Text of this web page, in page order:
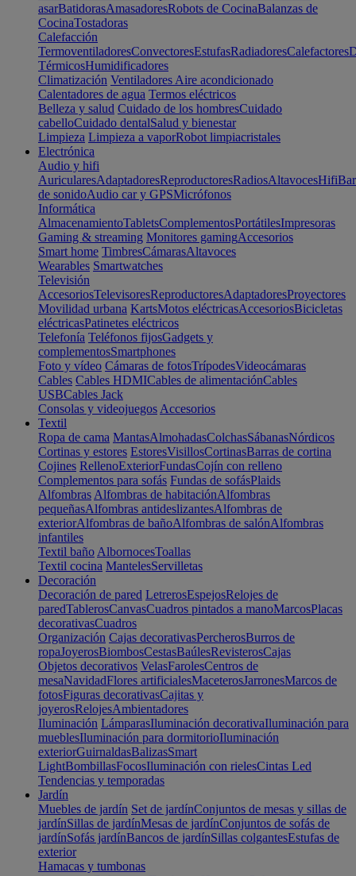
asarBatidorasAmasadoresRobots de CocinaBalanzas de
CocinaTostadoras
Calefacción
TermoventiladoresConvectoresEstufasRadiadoresCalefactores
TérmicosHumidificadores
Climatización Ventiladores Aire acondicionado
Calentadores de agua Termos eléctricos
Belleza y salud Cuidado de los hombresCuidado
cabelloCuidado dentalSalud y bienestar
Limpieza Limpieza a vaporRobot limpiacristales
Electrónica
Audio y hifi
AuricularesAdaptadoresReproductoresRadiosAltavocesHifi
de sonidoAudio car y GPSMicrófonos
Informática
AlmacenamientoTabletsComplementosPortátilesImpresoras
Gaming & streaming Monitores gamingAccesorios
Smart home TimbresCámarasAltavoces
Wearables Smartwatches
Televisión
AccesoriosTelevisoresReproductoresAdaptadoresProyectores
Movilidad urbana KartsMotos eléctricasAccesoriosBicicletas
eléctricasPatinetes eléctricos
Telefonía Teléfonos fijosGadgets y
complementosSmartphones
Foto y vídeo Cámaras de fotosTrípodesVideocámaras
Cables Cables HDMICables de alimentaciónCables
USBCables Jack
Consolas y videojuegos Accesorios
Textil
Ropa de cama MantasAlmohadasColchasSábanasNórdicos
Cortinas y estores EstoresVisillosCortinasBarras de cortina
Cojines RellenoExteriorFundasCojín con relleno
Complementos para sofás Fundas de sofásPlaids
Alfombras Alfombras de habitaciónAlfombras
pequeñasAlfombras antideslizantesAlfombras de
exteriorAlfombras de bañoAlfombras de salónAlfombras
infantiles
Textil baño AlbornocesToallas
Textil cocina MantelesServilletas
Decoración
Decoración de pared LetrerosEspejosRelojes de
paredTablerosCanvasCuadros pintados a manoMarcosPlacas
decorativasCuadros
Organización Cajas decorativasPercherosBurros de
ropaJoyerosBiombosCestasBaúlesRevisterosCajas
Objetos decorativos VelasFarolesCentros de
mesaNavidadFlores artificialesMaceterosJarronesMarcos de
fotosFiguras decorativasCajitas y
joyerosRelojesAmbientadores
Iluminación LámparasIluminación decorativaIluminación para
mueblesIluminación para dormitorioIluminación
exteriorGuirnaldasBalizasSmart
LightBombillasFocosIluminación con rielesCintas Led
Tendencias y temporadas
Jardín
Muebles de jardín Set de jardínConjuntos de mesas y sillas de
jardínSillas de jardínMesas de jardínConjuntos de sofás de
jardínSofás jardínBancos de jardínSillas colgantesEstufas de
exterior
Hamacas y tumbonas